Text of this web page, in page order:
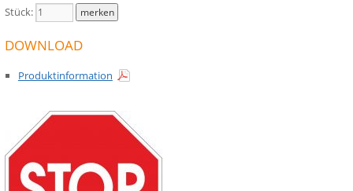
Stück:
DOWNLOAD
Produktinformation